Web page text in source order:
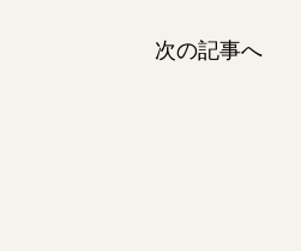
次の記事へ